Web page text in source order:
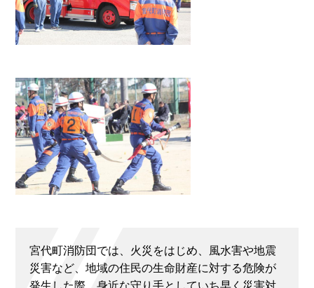
宮代町消防団では、火災をはじめ、風水害や地震
災害など、地域の住民の生命財産に対する危険が
発生した際、身近な守り手としていち早く災害対